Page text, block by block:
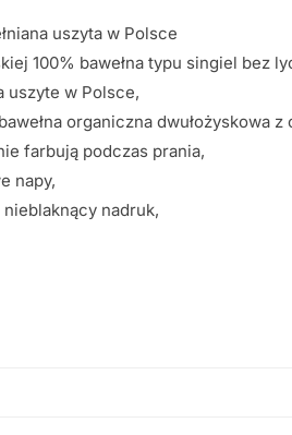
uszyta w Polsce
100% bawełna typu singiel bez
uszyte w Polsce,
organiczna dwułożyskowa
farbują podczas prania,
napy,
nadruk,